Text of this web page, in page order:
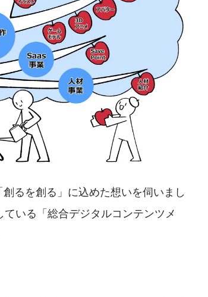
るを創る」に込めた想いを伺いまし
いる「総合デジタルコンテンツメ